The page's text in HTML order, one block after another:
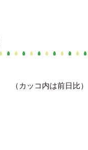
（カッコ内は前日比）